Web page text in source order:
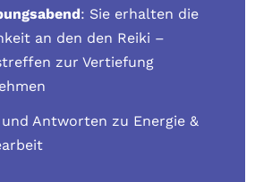
: Sie erhalten die
an den den Reiki –
zur Vertiefung
und Antworten zu Energie &